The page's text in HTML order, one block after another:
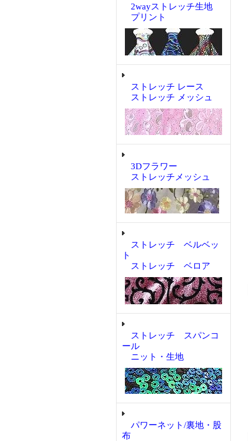
2wayストレッチ生地
プリント
ストレッチ レース
ストレッチ メッシュ
3Dフラワー
ストレッチメッシュ
ストレッチ ベルベッ
ト
ストレッチ ベロア
ストレッチ スパンコ
ール
ニット・生地
パワーネット/裏地・股
布